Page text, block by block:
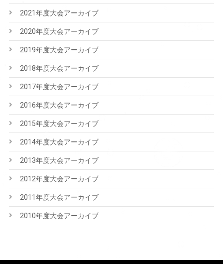
2021年度大会アーカイブ
2020年度大会アーカイブ
2019年度大会アーカイブ
2018年度大会アーカイブ
2017年度大会アーカイブ
2016年度大会アーカイブ
2015年度大会アーカイブ
2014年度大会アーカイブ
2013年度大会アーカイブ
2012年度大会アーカイブ
2011年度大会アーカイブ
2010年度大会アーカイブ